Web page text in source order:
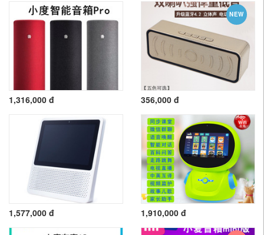
1,316,000 đ
NEW
356,000 đ
1,577,000 đ 1,910,000 đ